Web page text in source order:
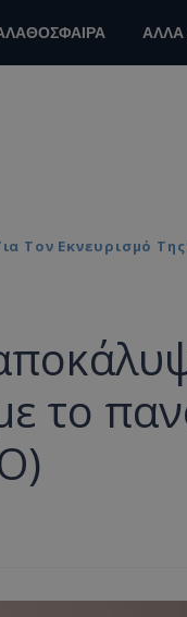
Τον Εκνευρισμό
το